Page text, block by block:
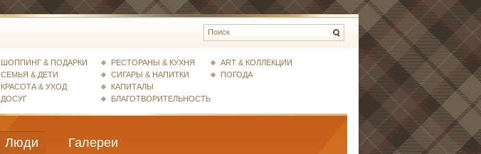
ШОППИНГ & ПОДАРКИ
СЕМЬЯ & ДЕТИ
КРАСОТА & УХОД
ДОСУГ
РЕСТОРАНЫ & КУХНЯ
СИГАРЫ & НАПИТКИ
КАПИТАЛЫ
БЛАГОТВОРИТЕЛЬНОСТЬ
ART & КОЛЛЕКЦИИ
ПОГОДА
Люди Галереи